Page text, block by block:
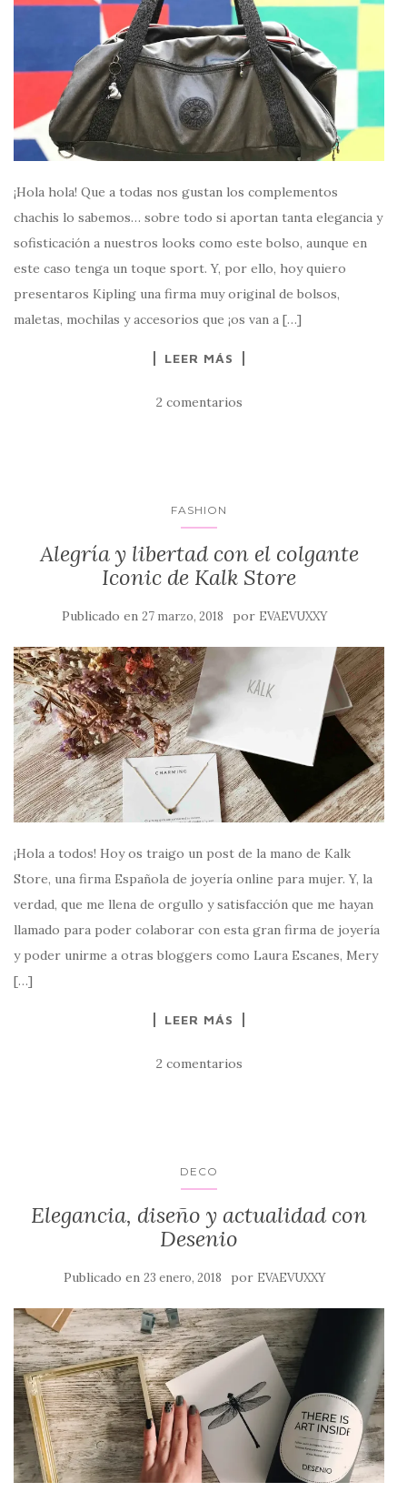
¡Hola hola! Que a todas nos gustan los complementos
chachis lo sabemos… sobre todo si aportan tanta elegancia y
sofisticación a nuestros looks como este bolso, aunque en
este caso tenga un toque sport. Y, por ello, hoy quiero
presentaros Kipling una firma muy original de bolsos,
maletas, mochilas y accesorios que ¡os van a […]
LEER MÁS
2 comentarios
FASHION
Alegría y libertad con el colgante
Iconic de Kalk Store
Publicado en 27 marzo, 2018 por EVAEVUXXY
¡Hola a todos! Hoy os traigo un post de la mano de Kalk
Store, una firma Española de joyería online para mujer. Y, la
verdad, que me llena de orgullo y satisfacción que me hayan
llamado para poder colaborar con esta gran firma de joyería
y poder unirme a otras bloggers como Laura Escanes, Mery
[…]
LEER MÁS
2 comentarios
DECO
Elegancia, diseño y actualidad con
Desenio
Publicado en 23 enero, 2018 por EVAEVUXXY